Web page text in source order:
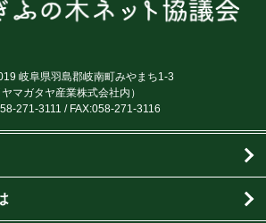
岐阜県羽島郡岐南町みやまち1-3
ヤマガタヤ産業株式会社内）
271-3111 / FAX:058-271-3116